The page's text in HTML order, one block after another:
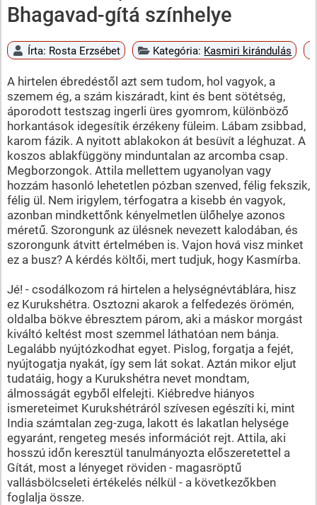
Bhagavad-gítá színhelye
Írta: Rosta Erzsébet Kategória: Kasmiri kirándulás
A hirtelen ébredéstől azt sem tudom, hol vagyok, a
szemem ég, a szám kiszáradt, kint és bent sötétség,
áporodott testszag ingerli üres gyomrom, különböző
horkantások idegesítik érzékeny füleim. Lábam zsibbad,
karom fázik. A nyitott ablakokon át besüvít a léghuzat. A
koszos ablakfüggöny minduntalan az arcomba csap.
Megborzongok. Attila mellettem ugyanolyan vagy
hozzám hasonló lehetetlen pózban szenved, félig fekszik,
félig ül. Nem irigylem, térfogatra a kisebb én vagyok,
azonban mindkettőnk kényelmetlen ülőhelye azonos
méretű. Szorongunk az ülésnek nevezett kalodában, és
szorongunk átvitt értelmében is. Vajon hová visz minket
ez a busz? A kérdés költői, mert tudjuk, hogy Kasmírba.
Jé! - csodálkozom rá hirtelen a helységnévtáblára, hisz
ez Kurukshétra. Osztozni akarok a felfedezés örömén,
oldalba bökve ébresztem párom, aki a máskor morgást
kiváltó keltést most szemmel láthatóan nem bánja.
Legalább nyújtózkodhat egyet. Pislog, forgatja a fejét,
nyújtogatja nyakát, így sem lát sokat. Aztán mikor eljut
tudatáig, hogy a Kurukshétra nevet mondtam,
álmosságát egyből elfelejti. Kiébredve hiányos
ismereteimet Kurukshétráról szívesen egészíti ki, mint
India számtalan zeg-zuga, lakott és lakatlan helysége
egyaránt, rengeteg mesés információt rejt. Attila, aki
hosszú időn keresztül tanulmányozta előszeretettel a
Gítát, most a lényeget röviden - magasröptű
vallásbölcseleti értékelés nélkül - a következőkben
foglalja össze.